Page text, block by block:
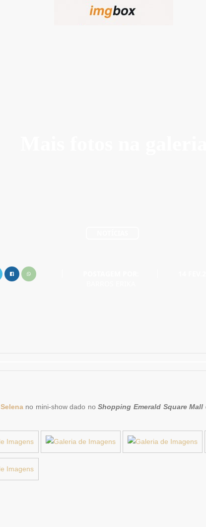
Selenano mini-show dado noShopping Emerald Square Mall